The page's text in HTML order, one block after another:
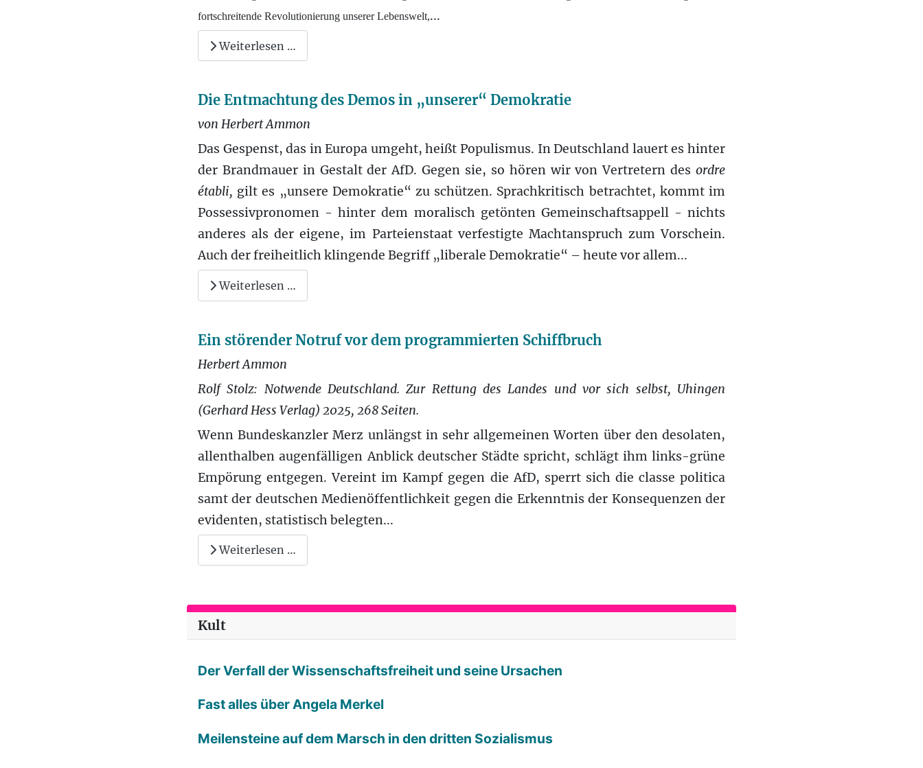
fortschreitende Revolutionierung unserer Lebenswelt,...
Weiterlesen …
Die Entmachtung des Demos in „unserer“ Demokratie
von Herbert Ammon
Das Gespenst, das in Europa umgeht, heißt Populismus. In Deutschland lauert es hinter
der Brandmauer in Gestalt der AfD. Gegen sie, so hören wir von Vertretern desordre
établi, gilt es „unsere Demokratie“ zu schützen. Sprachkritisch betrachtet, kommt im
Possessivpronomen - hinter dem moralisch getönten Gemeinschaftsappell - nichts
anderes als der eigene, im Parteienstaat verfestigte Machtanspruch zum Vorschein.
Auch der freiheitlich klingende Begriff „liberale Demokratie“ – heute vor allem...
Weiterlesen …
Ein störender Notruf vor dem programmierten Schiffbruch
Herbert Ammon
Rolf Stolz: Notwende Deutschland. Zur Rettung des Landes und vor sich selbst, Uhingen
(Gerhard Hess Verlag) 2025, 268 Seiten.
Wenn Bundeskanzler Merz unlängst in sehr allgemeinen Worten über den desolaten,
allenthalben augenfälligen Anblick deutscher Städte spricht, schlägt ihm links-grüne
Empörung entgegen. Vereint im Kampf gegen die AfD, sperrt sich die classe politica
samt der deutschen Medienöffentlichkeit gegen die Erkenntnis der Konsequenzen der
evidenten, statistisch belegten...
Weiterlesen …
Kult
Der Verfall der Wissenschaftsfreiheit und seine Ursachen
Fast alles über Angela Merkel
Meilensteine auf dem Marsch in den dritten Sozialismus